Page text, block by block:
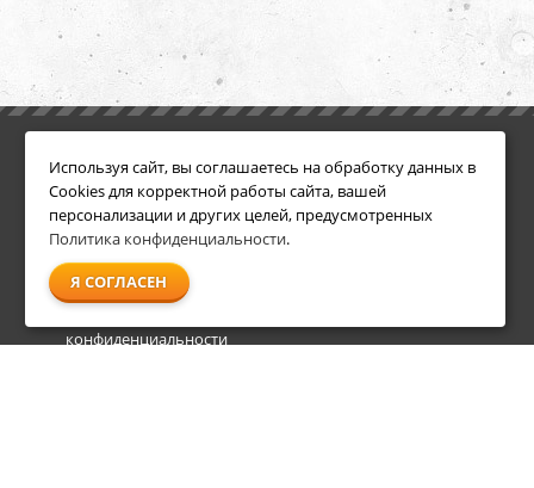
Условия возврата
О компании
Доставка
Оплата
Гарантия и сервис
конфиденциальности
Акции
Используя сайт, вы соглашаетесь на обработку данных в
Cookies для корректной работы сайта, вашей
персонализации и других целей, предусмотренных
Политика конфиденциальности.
Я СОГЛАСЕН